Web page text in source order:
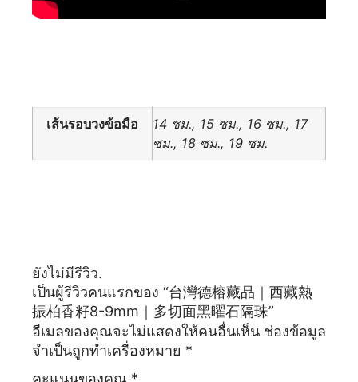
เส้นรอบวงข้อมือ
14 ซม., 15 ซม., 16 ซม., 17
ซม., 18 ซม., 19 ซม.
ยังไม่มีรีวิว.
เป็นผู้รีวิวคนแรกของ “台灣德榕藏品｜西藏熱
振柏香籽8-9mm｜多切面黑曜石隔珠”
อีเมลของคุณจะไม่แสดงให้คนอื่นเห็น ช่องข้อมูล
จำเป็นถูกทำเครื่องหมาย *
คะแนนของคุณ *